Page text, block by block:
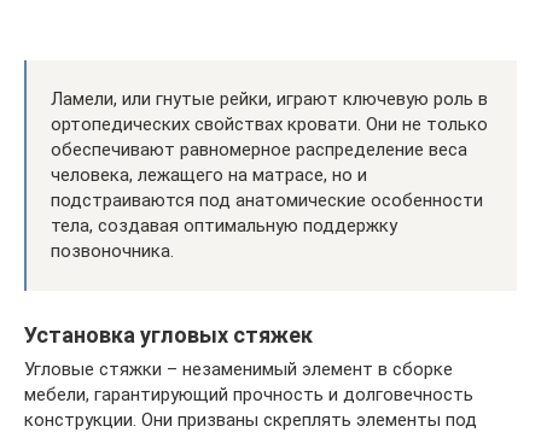
Ламели, или гнутые рейки, играют ключевую роль в
ортопедических свойствах кровати. Они не только
обеспечивают равномерное распределение веса
человека, лежащего на матрасе, но и
подстраиваются под анатомические особенности
тела, создавая оптимальную поддержку
позвоночника.
Установка угловых стяжек
Угловые стяжки – незаменимый элемент в сборке
мебели, гарантирующий прочность и долговечность
конструкции. Они призваны скреплять элементы под